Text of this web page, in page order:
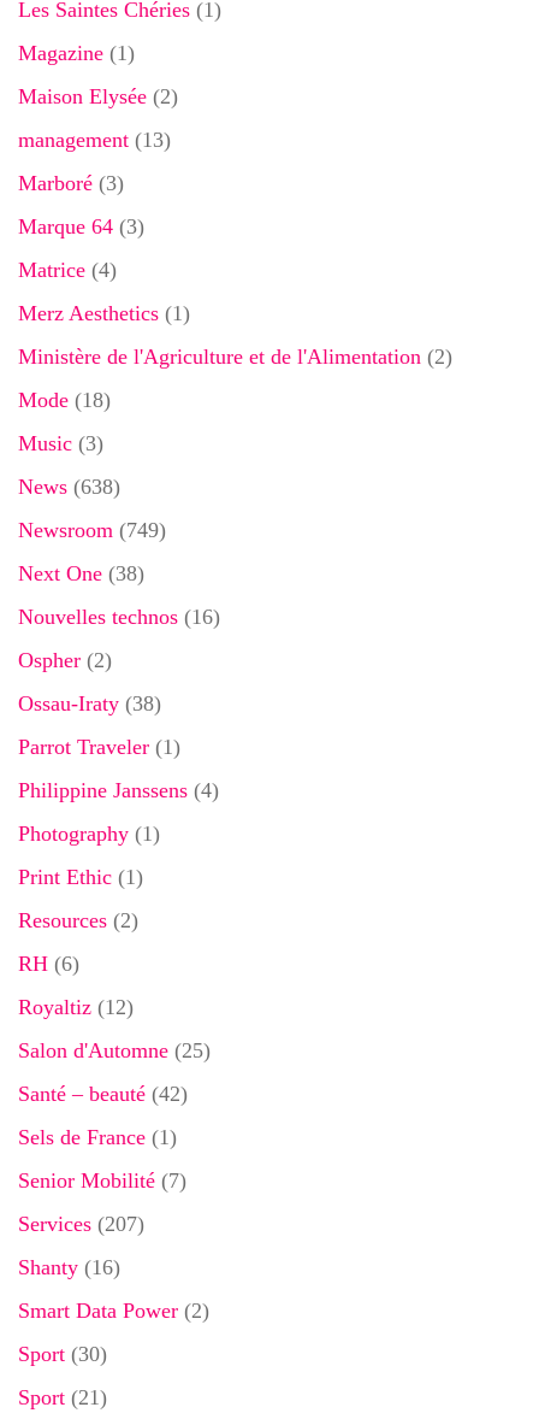
Les Saintes Chéries (1)
Magazine (1)
Maison Elysée (2)
management (13)
Marboré (3)
Marque 64 (3)
Matrice (4)
Merz Aesthetics (1)
Ministère de l'Agriculture et de l'Alimentation (2)
Mode (18)
Music (3)
News (638)
Newsroom (749)
Next One (38)
Nouvelles technos (16)
Ospher (2)
Ossau-Iraty (38)
Parrot Traveler (1)
Philippine Janssens (4)
Photography (1)
Print Ethic (1)
Resources (2)
RH (6)
Royaltiz (12)
Salon d'Automne (25)
Santé – beauté (42)
Sels de France (1)
Senior Mobilité (7)
Services (207)
Shanty (16)
Smart Data Power (2)
Sport (30)
Sport (21)